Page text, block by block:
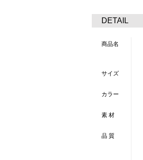
DETAIL
商品名
サイズ
カラー
素 材
品 質